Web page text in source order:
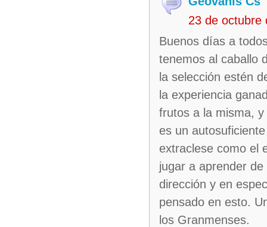
23 de octubre
Buenos días a
tenemos al caballo
la selección estén
la experiencia
frutos a la misma,
es un
extraclese como el
jugar a aprender
dirección y en
pensado en esto.
los Granmenses.